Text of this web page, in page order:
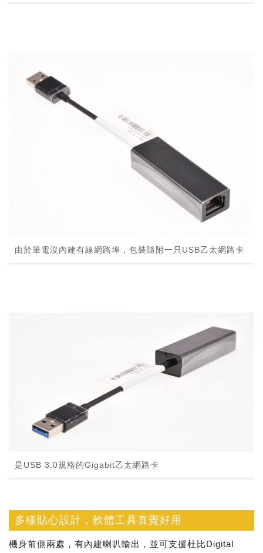
由於筆電沒內建有線網路埠，包裝隨附一只USB乙太網路卡
是USB 3.0規格的Gigabit乙太網路卡
多樣貼心設計，軟體工具直覺好用
機身前側兩處，有內建喇叭輸出，並可支援杜比Digital